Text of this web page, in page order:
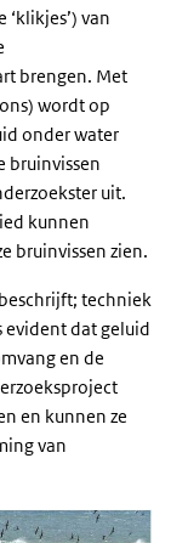
van
brengen. Met
wordt op
onder water
bruinvissen
uit.
kunnen
bruinvissen zien.
techniek
evident dat geluid
en de
en kunnen ze
van